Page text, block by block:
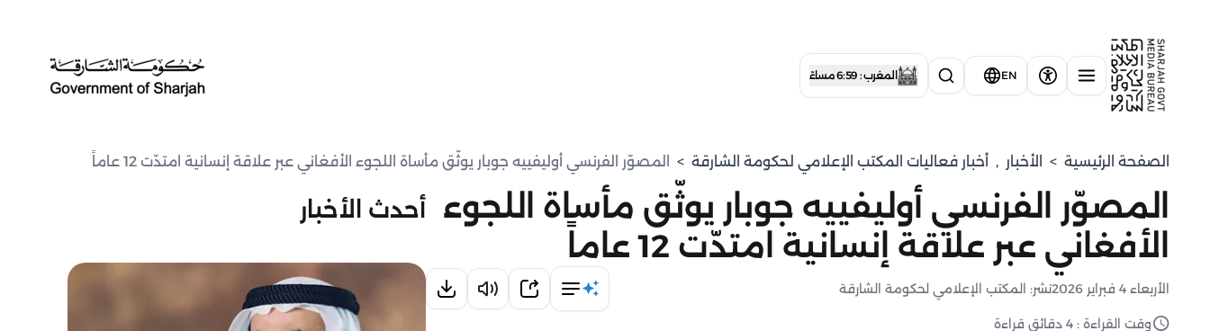
EN المغرب : 6:59 مساءً
الصفحة الرئيسية > الأخبار , أخبار فعاليات المكتب الإعلامي لحكومة الشارقة > المصوّر الفرنسي أوليفييه جوبار يوثّق مأساة اللجوء الأفغاني عبر علاقة إنسانية امتدّت 12 عاماً
المصوّر الفرنسي أوليفييه جوبار يوثّق مأساة اللجوء
الأفغاني عبر علاقة إنسانية امتدّت 12 عاماً
الأربعاء 4 فبراير 2026 نشر: المكتب الإعلامي لحكومة الشارقة
وقت القراءة : 4 دقائق قراءة
أحدث الأخبار